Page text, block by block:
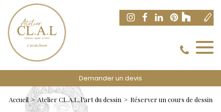
Demander un devis
Accueil Atelier CL.A.L, l’art du dessin Réserver un cours de dessin